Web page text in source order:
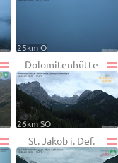
25km O
Dolomitenhütte
26km SO
St. Jakob i. Def.